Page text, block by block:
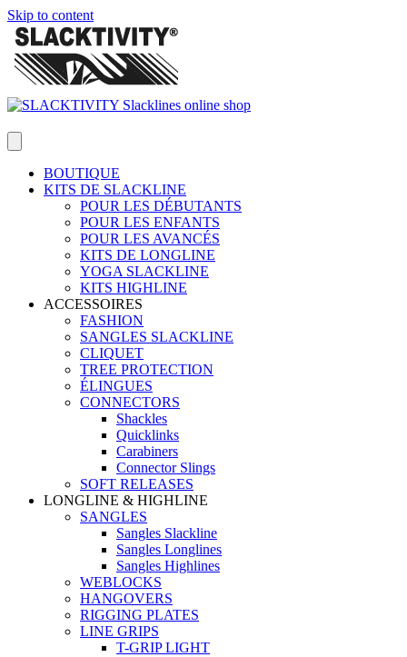
Skip to content
BOUTIQUE
KITS DE SLACKLINE
POUR LES DÉBUTANTS
POUR LES ENFANTS
POUR LES AVANCÉS
KITS DE LONGLINE
YOGA SLACKLINE
KITS HIGHLINE
ACCESSOIRES
FASHION
SANGLES SLACKLINE
CLIQUET
TREE PROTECTION
ÉLINGUES
CONNECTORS
Shackles
Quicklinks
Carabiners
Connector Slings
SOFT RELEASES
LONGLINE & HIGHLINE
SANGLES
Sangles Slackline
Sangles Longlines
Sangles Highlines
WEBLOCKS
HANGOVERS
RIGGING PLATES
LINE GRIPS
T-GRIP LIGHT